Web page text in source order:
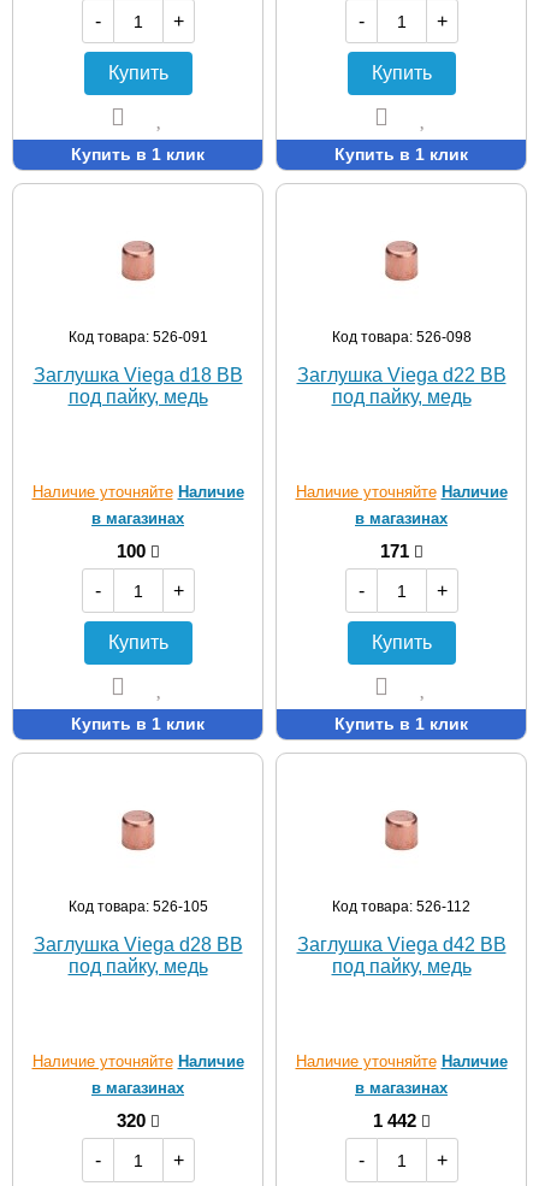
-
+
Купить
Купить в 1 клик
-
+
Купить
Купить в 1 клик
Код товара: 526-091
Заглушка Viega d18 ВВ
под пайку, медь
Наличие уточняйте Наличие
в магазинах
100
-
+
Купить
Купить в 1 клик
Код товара: 526-098
Заглушка Viega d22 ВВ
под пайку, медь
Наличие уточняйте Наличие
в магазинах
171
-
+
Купить
Купить в 1 клик
Код товара: 526-105
Заглушка Viega d28 ВВ
под пайку, медь
Наличие уточняйте Наличие
в магазинах
320
-
+
Код товара: 526-112
Заглушка Viega d42 ВВ
под пайку, медь
Наличие уточняйте Наличие
в магазинах
1 442
-
+